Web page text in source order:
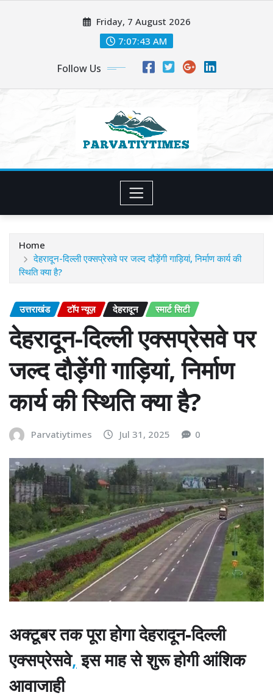
Friday, 7 August 2026
7:07:45 AM
Follow Us
Home
देहरादून-दिल्ली एक्सप्रेसवे पर जल्द दौड़ेंगी गाड़ियां, निर्माण कार्य की
स्थिति क्या है?
उत्तराखंड टॉप न्यूज़ देहरादून स्मार्ट सिटी
देहरादून-दिल्ली एक्सप्रेसवे पर
जल्द दौड़ेंगी गाड़ियां, निर्माण
कार्य की स्थिति क्या है?
Parvatiytimes Jul 31, 2025 0
अक्टूबर तक पूरा होगा देहरादून-दिल्ली
एक्सप्रेसवे, इस माह से शुरू होगी आंशिक
आवाजाही